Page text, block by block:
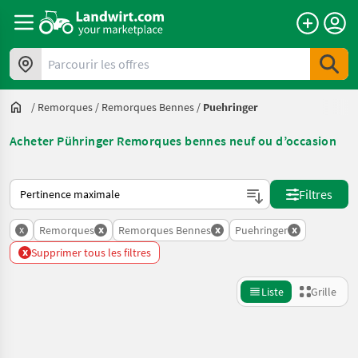
Parcourir les offres
/ Remorques / Remorques Bennes / Puehringer
Acheter Pühringer Remorques bennes neuf ou d’occasion
Voici comment les annonces sont triées sur Landwirt.com
Filtres
x Remorques x Remorques Bennes x Puehringer x
x Supprimer tous les filtres
Liste Grille